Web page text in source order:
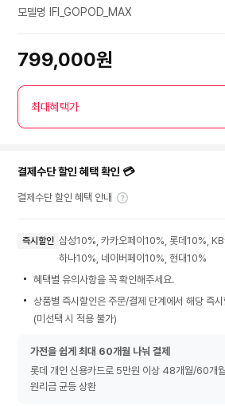
모델명 IFI_GOPOD_MAX
799,000원
최대혜택가
결제수단 할인 혜택 확인 💳
결제수단 할인 혜택 안내
즉시할인 삼성10%, 카카오페이10%, 롯데10%,
하나10%, 네이버페이10%, 현대10%
혜택별 유의사항을 꼭 확인해주세요.
상품별 즉시할인은 주문/결제 단계에서 해당 즉
(미선택 시 적용 불가)
가전을 쉽게 최대 60개월 나눠 결제
롯데 개인 신용카드로 5만원 이상 48개월/60개
원리금 균등 상환